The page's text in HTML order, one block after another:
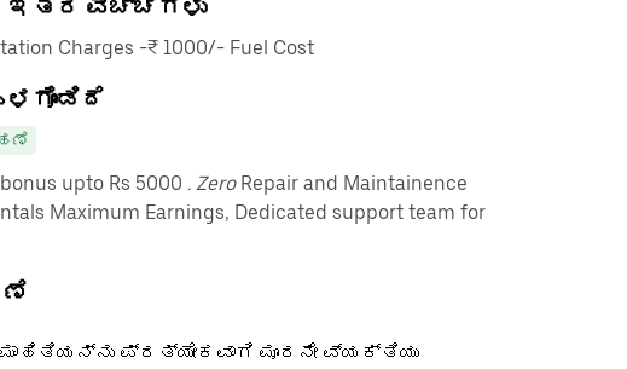
ಇತರ ವೆಚ್ಚಗಳು
Charges -₹ 1000/- Fuel Cost
upto Rs 5000 . ZeroRepair and Maintainence
Maximum Earnings, Dedicated support team for
ಪ್ರತ್ಯೇಕವಾಗಿ ಮೂರನೇ ವ್ಯಕ್ತಿಯು